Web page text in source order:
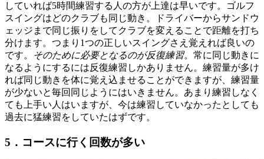
していれば5時間練習する人の方が上達は早いです。ゴルフ
スイングはどのクラブも同じ動き。ドライバーからサンドウ
ェッジまで同じ振りをしてクラブを変えることで距離を打ち
分けます。つまり1つの正しいスイングさえ覚えれば良いの
です。
そのために必要となるのが反復練習。常に同じ動きに
なるようにするには反復練習しかありません。練習量が多け
れば同じ動きを体に覚え込ませることができますが、練習量
が少ないと毎回同じようにはいきません。あまり練習しなく
ても上手い人はいますが、今は練習していなかったとしても
過去に猛練習をしていたはずです。
5．コースに行く回数が多い